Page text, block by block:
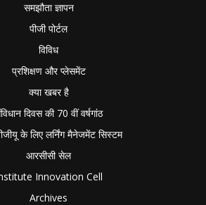
समझौता ज्ञापन
पीजी पोर्टल
विविध
प्रशिक्षण और प्लेसमेंट
क्या खबर है
दिवस की 70 वीं वर्षगांठ
के लिए लर्निंग मैनेजमेंट सिस्टम
आरसीसी सेल
Innovation Cell
Archives